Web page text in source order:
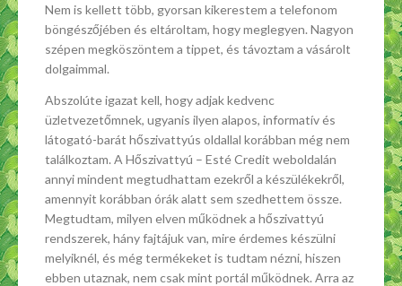
Nem is kellett több, gyorsan kikerestem a telefonom
böngészőjében és eltároltam, hogy meglegyen. Nagyon
szépen megköszöntem a tippet, és távoztam a vásárolt
dolgaimmal.
Abszolúte igazat kell, hogy adjak kedvenc
üzletvezetőmnek, ugyanis ilyen alapos, informatív és
látogató-barát hőszivattyús oldallal korábban még nem
találkoztam. A Hőszivattyú – Esté Credit weboldalán
annyi mindent megtudhattam ezekről a készülékekről,
amennyit korábban órák alatt sem szedhettem össze.
Megtudtam, milyen elven működnek a hőszivattyú
rendszerek, hány fajtájuk van, mire érdemes készülni
melyiknél, és még termékeket is tudtam nézni, hiszen
ebben utaznak, nem csak mint portál működnek. Arra az